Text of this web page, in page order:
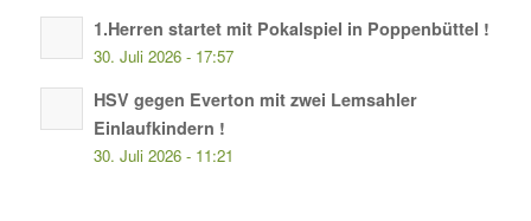
1.Herren startet mit Pokalspiel in Poppenbüttel !
30. Juli 2026 - 17:57
HSV gegen Everton mit zwei Lemsahler
Einlaufkindern !
30. Juli 2026 - 11:21